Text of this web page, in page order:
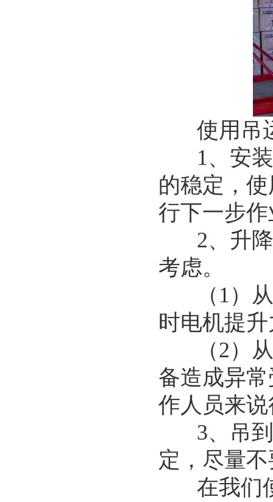
使用吊运
1、安装
的稳定，
行下一步
2、升降
考虑。
（1）从
时电机提
（2）从
备造成异
作人员来
3、吊到
定，尽量
在我们